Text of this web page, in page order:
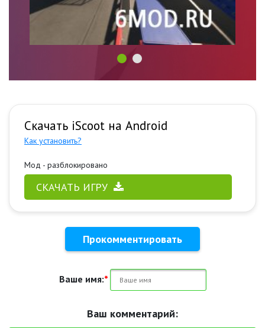
Скачать iScoot на Android
Как установить?
Мод - разблокировано
СКАЧАТЬ ИГРУ
Прокомментировать
Ваше имя:*
Ваш комментарий: